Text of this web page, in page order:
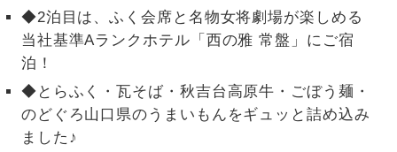
◆2泊目は、ふく会席と名物女将劇場が楽しめる
当社基準Aランクホテル「西の雅 常盤」にご宿
泊！
◆とらふく・瓦そば・秋吉台高原牛・ごぼう麺・
のどぐろ山口県のうまいもんをギュッと詰め込み
ました♪
1名様催行
1名様から出発可能な個人型プランで
2名様催行
2名様から出発可能な個人型プランで
す。